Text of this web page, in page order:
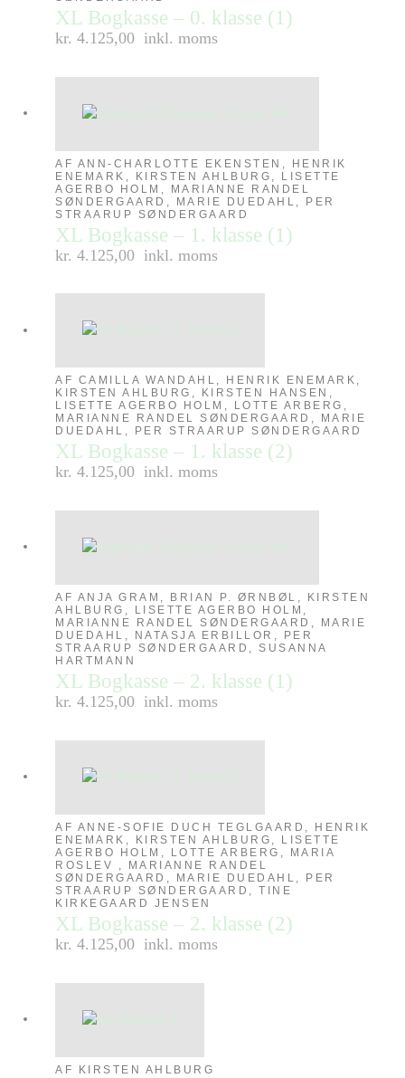
XL Bogkasse – 0. klasse (1)
kr. 4.125,00 inkl. moms
AF ANN-CHARLOTTE EKENSTEN, HENRIK
ENEMARK, KIRSTEN AHLBURG, LISETTE
AGERBO HOLM, MARIANNE RANDEL
SØNDERGAARD, MARIE DUEDAHL, PER
STRAARUP SØNDERGAARD
XL Bogkasse – 1. klasse (1)
kr. 4.125,00 inkl. moms
AF CAMILLA WANDAHL, HENRIK ENEMARK,
KIRSTEN AHLBURG, KIRSTEN HANSEN,
LISETTE AGERBO HOLM, LOTTE ARBERG,
MARIANNE RANDEL SØNDERGAARD, MARIE
DUEDAHL, PER STRAARUP SØNDERGAARD
XL Bogkasse – 1. klasse (2)
kr. 4.125,00 inkl. moms
AF ANJA GRAM, BRIAN P. ØRNBØL, KIRSTEN
AHLBURG, LISETTE AGERBO HOLM,
MARIANNE RANDEL SØNDERGAARD, MARIE
DUEDAHL, NATASJA ERBILLOR, PER
STRAARUP SØNDERGAARD, SUSANNA
HARTMANN
XL Bogkasse – 2. klasse (1)
kr. 4.125,00 inkl. moms
AF ANNE-SOFIE DUCH TEGLGAARD, HENRIK
ENEMARK, KIRSTEN AHLBURG, LISETTE
AGERBO HOLM, LOTTE ARBERG, MARIA
ROSLEV , MARIANNE RANDEL
SØNDERGAARD, MARIE DUEDAHL, PER
STRAARUP SØNDERGAARD, TINE
KIRKEGAARD JENSEN
XL Bogkasse – 2. klasse (2)
kr. 4.125,00 inkl. moms
AF KIRSTEN AHLBURG